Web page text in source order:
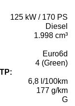
125 kW / 170 PS
Diesel
1.998 cm³
Euro6d
4 (Green)
6,8 l/100km
177 g/km
G